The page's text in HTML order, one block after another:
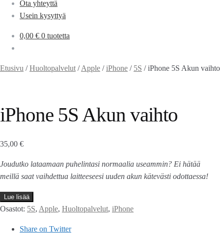
Ota yhteyttä
Usein kysyttyä
0,00 € 0 tuotetta
Etusivu /Huoltopalvelut /Apple /iPhone / 5S /iPhone 5S Akun vaihto
iPhone 5S Akun vaihto
35,00 €
Joudutko lataamaan puhelintasi normaalia useammin? Ei hätää
meillä saat vaihdettua laitteeseesi uuden akun kätevästi odottaessa!
Lue lisää
Osastot: 5S, Apple, Huoltopalvelut, iPhone
Share on Twitter